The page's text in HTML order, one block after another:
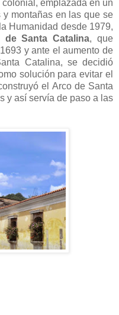
emplazada en un
montañas en las que se
Humanidad desde 1979,
de Santa Catalina, que
y ante el aumento de
Catalina, se decidió
solución para evitar el
el Arco de Santa
y así servía de paso a las